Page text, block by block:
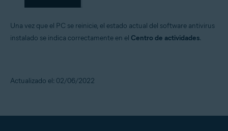
Una vez que el PC se reinicie, el estado actual del software antivirus
instalado se indica correctamente en el Centro de actividades.
Actualizado el: 02/06/2022